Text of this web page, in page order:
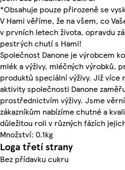
*Obsahuje pouze přirozeně se
V Hami věříme, že na všem, co
v prvních letech života, opravdu
pestrých chutí s Hami!
Společnost Danone je výrobcem
mlék a výživy, mléčných výrobků,
produktů speciální výživy. Již více
aktivity společnosti Danone
prostřednictvím výživy. Jsme
zákazníkům nabízíme chutné a
důležitou roli v různých fázích
Množství: 0.1kg
Loga třetí strany
Bez přídavku cukru